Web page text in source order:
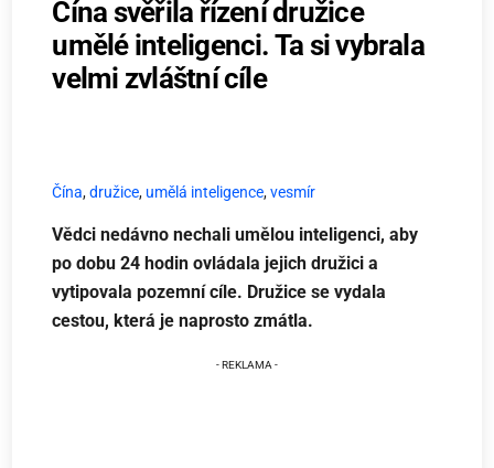
Čína svěřila řízení družice
umělé inteligenci. Ta si vybrala
velmi zvláštní cíle
Čína,družice, umělá inteligence,vesmír
Vědci nedávno nechali umělou inteligenci, aby
po dobu 24 hodin ovládala jejich družici a
vytipovala pozemní cíle. Družice se vydala
cestou, která je naprosto zmátla.